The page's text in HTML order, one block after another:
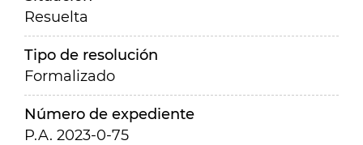
Resuelta
Tipo de resolución
Formalizado
Número de expediente
P.A. 2023-0-75